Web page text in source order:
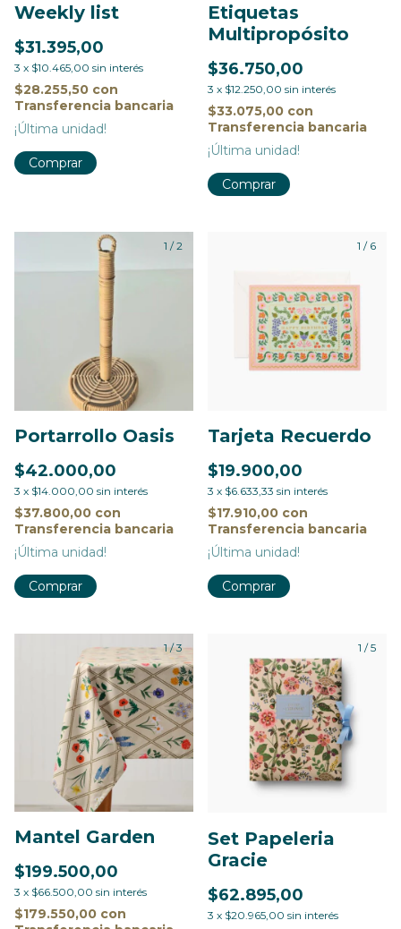
Weekly list
$31.395,00
3 x $10.465,00 sin interés
$28.255,50 con
Transferencia bancaria
¡Última unidad!
Etiquetas
Multipropósito
$36.750,00
3 x $12.250,00 sin interés
$33.075,00 con
Transferencia bancaria
¡Última unidad!
1 /2
Portarrollo Oasis
$42.000,00
3 x $14.000,00 sin interés
$37.800,00 con
Transferencia bancaria
¡Última unidad!
1 / 6
Tarjeta Recuerdo
$19.900,00
3 x $6.633,33 sin interés
$17.910,00 con
Transferencia bancaria
¡Última unidad!
Comprar
1/3
Mantel Garden
$199.500,00
3 x $66.500,00 sin interés
$179.550,00 con
1 /5
Set Papeleria
Gracie
$62.895,00
3 x $20.965,00 sin interés